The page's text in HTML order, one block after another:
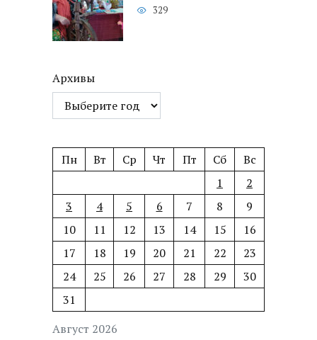
329
Архивы
Август 2026
Пн Вт Ср Чт Пт Сб
Вс
1
2
3
4 5 6 7 8
9
10
11 12 13 14 15
16
17
18 19 20 21 22
23
24
25 26 27 28 29
30
31